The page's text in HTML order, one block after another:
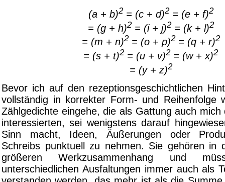
(a + b)2= (c + d)2= (e + f)2
= (g + h)2= (i + j)2= (k + l)2
= (m + n)2= (o + p)2= (q + r)2
= (s + t)2 = (u + v)2 = (w + x)2
= (y + z)2
Bevor ich auf den rezeptionsgeschichtlichen
vollständig in korrekter Form- und Reihenfolge
Zählgedichte eingehe, die als Gattung auch
interessierten, sei wenigstens darauf
Sinn macht, Ideen, Äußerungen oder
Schreibs punktuell zu nehmen. Sie gehören in
größeren Werkzusammenhang und
unterschiedlichen Ausfaltungen immer auch als